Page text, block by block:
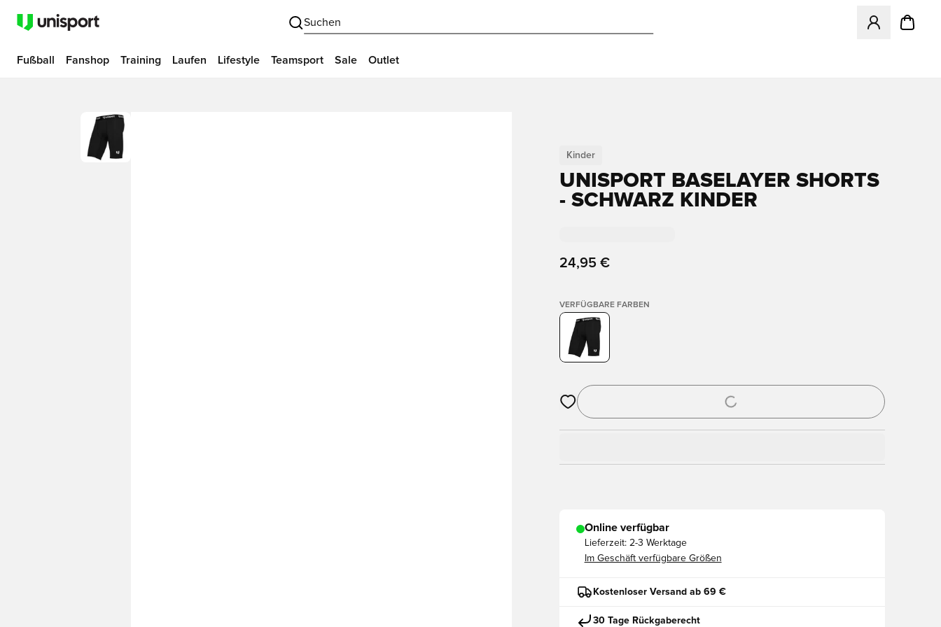
Suchen
Öffnet ein
Fußball Fanshop Training Laufen Lifestyle Teamsport Sale Outlet
Kinder
UNISPORT BASELAYER SHORTS
- SCHWARZ KINDER
24,95 €
VERFÜGBARE FARBEN
Öffnet ein neues Fenster zum Anmelden oder Registrieren als Mitglied
Online verfügbar
Lieferzeit: 2-3 Werktage
Im Geschäft verfügbare Größen
Kostenloser Versand ab 69 €
30 Tage Rückgaberecht